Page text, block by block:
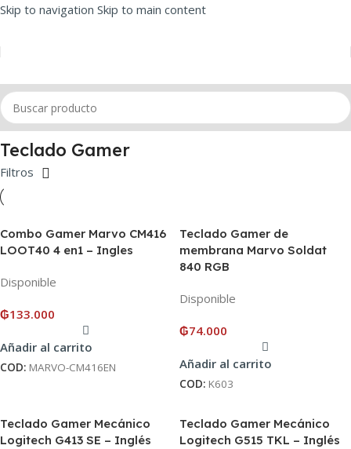
Skip to navigation Skip to main content
Inicio/Teclados/Teclado Gamer
Teclado Gamer
Filtros
Combo Gamer Marvo CM416
LOOT40 4 en1 – Ingles
Disponible
₲133.000
Añadir al carrito
COD: MARVO-CM416EN
Teclado Gamer de
membrana Marvo Soldat
840 RGB
Disponible
₲74.000
Añadir al carrito
COD: K603
Teclado Gamer Mecánico
Logitech G413 SE – Inglés
Teclado Gamer Mecánico
Logitech G515 TKL – Inglés